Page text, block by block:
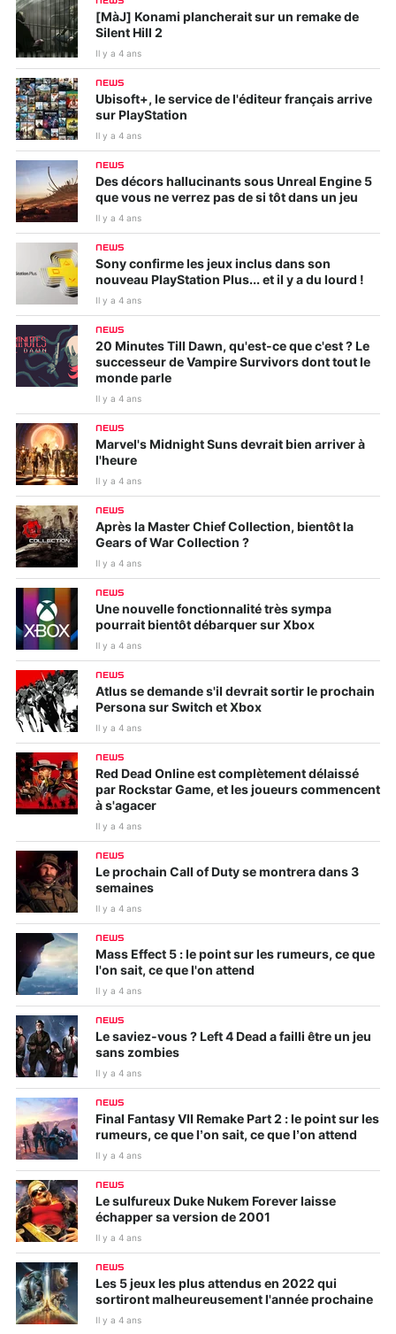
[MàJ] Konami plancherait sur un remake de
Silent Hill 2
Il y a 4 ans
NEWS
Ubisoft+, le service de l'éditeur français arrive
sur PlayStation
Il y a 4 ans
NEWS
Des décors hallucinants sous Unreal Engine 5
que vous ne verrez pas de si tôt dans un jeu
Il y a 4 ans
NEWS
Sony confirme les jeux inclus dans son
nouveau PlayStation Plus... et il y a du lourd !
Il y a 4 ans
NEWS
20 Minutes Till Dawn, qu'est-ce que c'est ? Le
successeur de Vampire Survivors dont tout le
monde parle
Il y a 4 ans
NEWS
Marvel's Midnight Suns devrait bien arriver à
l'heure
Il y a 4 ans
NEWS
Après la Master Chief Collection, bientôt la
Gears of War Collection ?
Il y a 4 ans
NEWS
Une nouvelle fonctionnalité très sympa
pourrait bientôt débarquer sur Xbox
Il y a 4 ans
NEWS
Atlus se demande s'il devrait sortir le prochain
Persona sur Switch et Xbox
Il y a 4 ans
NEWS
Red Dead Online est complètement délaissé
par Rockstar Game, et les joueurs commencent
à s'agacer
Il y a 4 ans
NEWS
Le prochain Call of Duty se montrera dans 3
semaines
Il y a 4 ans
NEWS
Mass Effect 5 : le point sur les rumeurs, ce que
l'on sait, ce que l'on attend
Il y a 4 ans
NEWS
Le saviez-vous ? Left 4 Dead a failli être un jeu
sans zombies
Il y a 4 ans
NEWS
Final Fantasy VII Remake Part 2 : le point sur les
rumeurs, ce que l’on sait, ce que l’on attend
Il y a 4 ans
NEWS
Le sulfureux Duke Nukem Forever laisse
échapper sa version de 2001
Il y a 4 ans
NEWS
Les 5 jeux les plus attendus en 2022 qui
sortiront malheureusement l'année prochaine
Il y a 4 ans